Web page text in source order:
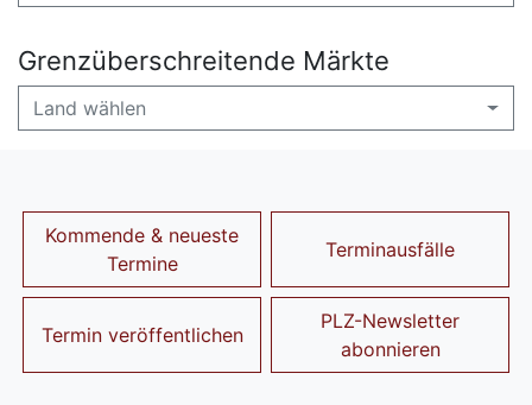
Grenzüberschreitende Märkte
Land wählen
Kommende & neueste
Termine
Terminausfälle
Termin veröffentlichen
PLZ-Newsletter
abonnieren